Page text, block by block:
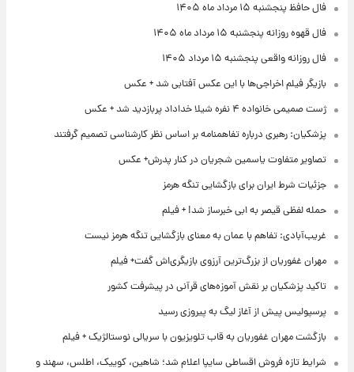
فال حافظ پنجشنبه ۱۵ مرداد ماه ۱۴۰۵
فال قهوه روزانه پنجشنبه ۱۵ مرداد ماه ۱۴۰۵
فال روزانه واقعی پنجشنبه ۱۵ مرداد ۱۴۰۵
بازیگر فیلم اخراجی‌ها با این عکس آفتابی شد + عکس
ژست صمیمی خانواده ۴ نفره شیلا خداداد پربازدید شد + عکس
پزشکیان: رهبری درباره تفاهمنامه بر اساس نظر کارشناسی تصمیم گرفتند
تصاویر متفاوت یاسمین شجریان در کنار پدرش+ عکس
جزئیات شرط ایران برای بازگشایی تنگه هرمز
حمله لفظی قیصر به ابی خبرساز شد! + فیلم
غریب‌آبادی: تفاهم با عمان به معنای بازگشایی تنگه هرمز نیست
مهران غفوریان از بزرگ‌ترین آرزوی بازیگری‌اش گفت+ فیلم
تاکید پزشکیان بر نقش آموزه‌های قرآنی در پیشرفت کشور
پرسپولیس پیش از آغاز لیگ به پیروزی رسید
بازگشت مهران غفوریان به قاب تلویزیون با سریالی نوستالژیک + فیلم
شرایط تازه فروش اقساطی سایپا اعلام شد؛ شاهین، کوییک، اطلس، سهند و